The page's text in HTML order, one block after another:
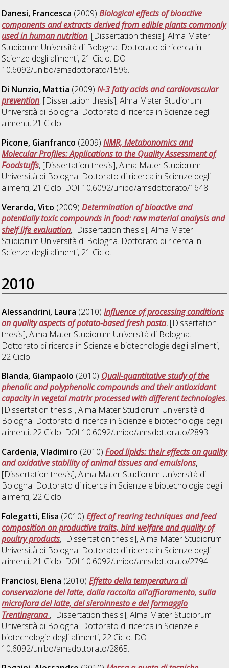
Danesi, Francesca (2009)Biological effects of bioactive
components and extracts derived from edible plants commonly
used in human nutrition, [Dissertation thesis], Alma Mater
Studiorum Università di Bologna. Dottorato di ricerca in
Scienze degli alimenti, 21 Ciclo. DOI
10.6092/unibo/amsdottorato/1596.
Di Nunzio, Mattia (2009)N-3 fatty acids and cardiovascular
prevention, [Dissertation thesis], Alma Mater Studiorum
Università di Bologna. Dottorato di ricerca in Scienze degli
alimenti, 21 Ciclo.
Picone, Gianfranco (2009)NMR, Metabonomics and
Molecular Profiles: Applications to the Quality Assessment of
Foodstuffs, [Dissertation thesis], Alma Mater Studiorum
Università di Bologna. Dottorato di ricerca in Scienze degli
alimenti, 21 Ciclo. DOI 10.6092/unibo/amsdottorato/1648.
Verardo, Vito (2009)Determination of bioactive and
potentially toxic compounds in food: raw material analysis and
shelf life evaluation, [Dissertation thesis], Alma Mater
Studiorum Università di Bologna. Dottorato di ricerca in
Scienze degli alimenti, 21 Ciclo.
2010
Alessandrini, Laura (2010)Influence of processing conditions
on quality aspects of potato-based fresh pasta, [Dissertation
thesis], Alma Mater Studiorum Università di Bologna.
Dottorato di ricerca in Scienze e biotecnologie degli alimenti,
22 Ciclo.
Blanda, Giampaolo (2010) Quali-quantitative study of the
phenolic and polyphenolic compounds and their antioxidant
capacity in vegetal matrix processed with different technologies,
[Dissertation thesis], Alma Mater Studiorum Università di
Bologna. Dottorato di ricerca in Scienze e biotecnologie degli
alimenti, 22 Ciclo. DOI 10.6092/unibo/amsdottorato/2893.
Cardenia, Vladimiro (2010)Food lipids: their effects on quality
and oxidative stability of animal tissues and emulsions,
[Dissertation thesis], Alma Mater Studiorum Università di
Bologna. Dottorato di ricerca in Scienze e biotecnologie degli
alimenti, 22 Ciclo.
Folegatti, Elisa (2010)Effect of rearing techniques and feed
composition on productive traits, bird welfare and quality of
poultry products, [Dissertation thesis], Alma Mater Studiorum
Università di Bologna. Dottorato di ricerca in Scienze degli
alimenti, 21 Ciclo. DOI 10.6092/unibo/amsdottorato/2794.
Franciosi, Elena (2010)Effetto della temperatura di
conservazione del latte, dalla raccolta all'affioramento, sulla
microflora del latte, del sieroinnesto e del formaggio
Trentingrana, [Dissertation thesis], Alma Mater Studiorum
Università di Bologna. Dottorato di ricerca in Scienze e
biotecnologie degli alimenti, 22 Ciclo. DOI
10.6092/unibo/amsdottorato/2865.